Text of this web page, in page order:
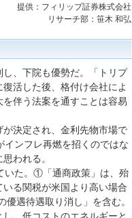
提供：フィリップ証券株式会社
リサーチ部：笹木 和弘
、下院も優勢だ。「トリプ
活した後、格付け会社によ
伴う法案を通すことは容易
決定され、金利先物市場で
ンフレ再燃を招くのではな
われる。
いた。①「通商政策」は、殆
る関税が米国より高い場合
遇待遇取り消し」を含む。